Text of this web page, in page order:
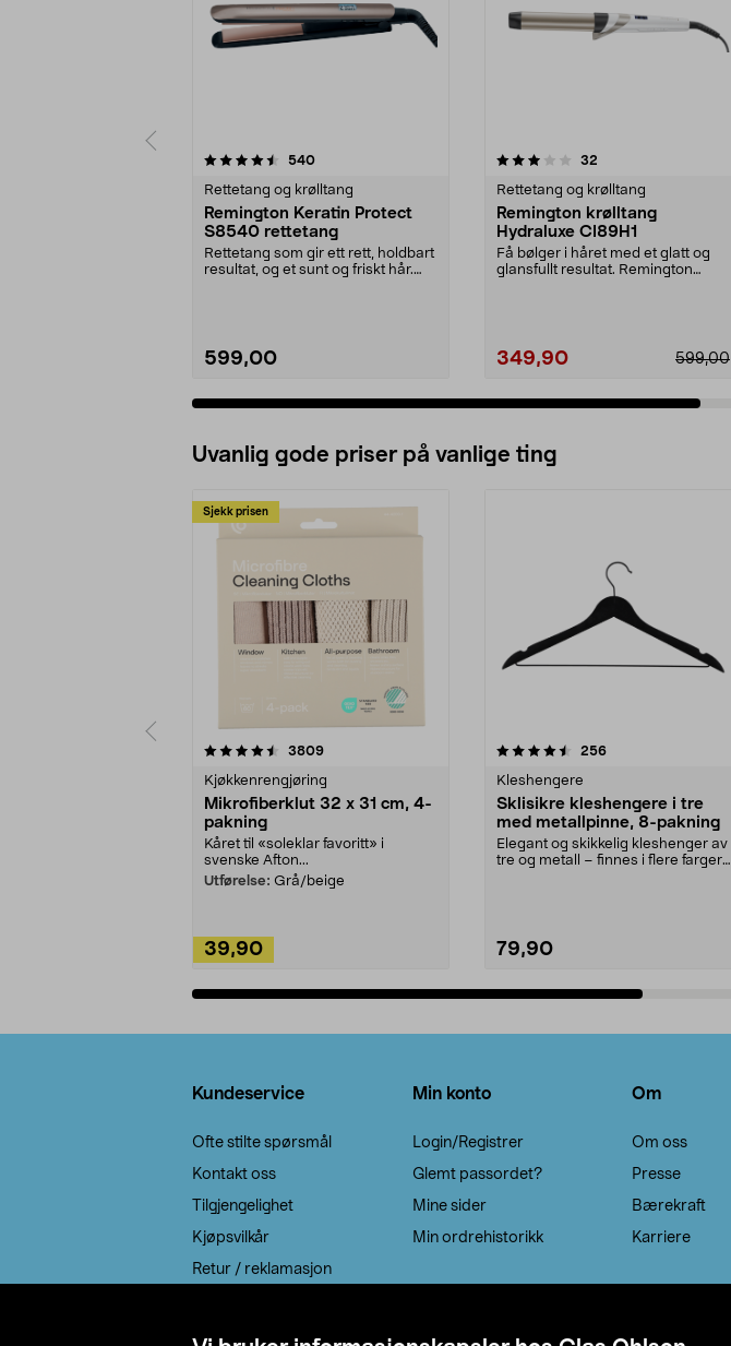
540anmeldelser
Rettetang og krølltang
Remington Keratin Protect
S8540 rettetang
Rettetang som gir ett rett, holdbart
resultat, og et sunt og friskt hår.
599,00
3.0 av 5 stjerner 32
Rettetang og krølltang
Remington krølltang
Hydraluxe CI89H1
Få bølger i håret med et glatt og
glansfullt resultat. Remington
349,90 599,00
4.5 av 5 stjerner
Uvanlig gode priser på vanlige ting
Sjekk prisen
3809anmeldelser
Kjøkkenrengjøring
Mikrofiberklut 32 x 31 cm, 4-
pakning
Kåret til «soleklar favoritt» i
svenske Afton...
Utførelse: Grå/beige
39,90
4.5av 5 stjerner 256anmeldelser
Kleshengere
Sklisikre kleshengere i tre
med metallpinne, 8-pakning
Elegant og skikkelig kleshenger av
tre og metall – finnes i flere farger.
79,90
4.5av 5 stjerner
Kundeservice
Ofte stilte spørsmål
Kontakt oss
Tilgjengelighet
Kjøpsvilkår
Retur / reklamasjon
Min konto
Login/Registrer
Glemt passordet?
Mine sider
Min ordrehistorikk
Om
Om oss
Presse
Bærekraft
Karriere